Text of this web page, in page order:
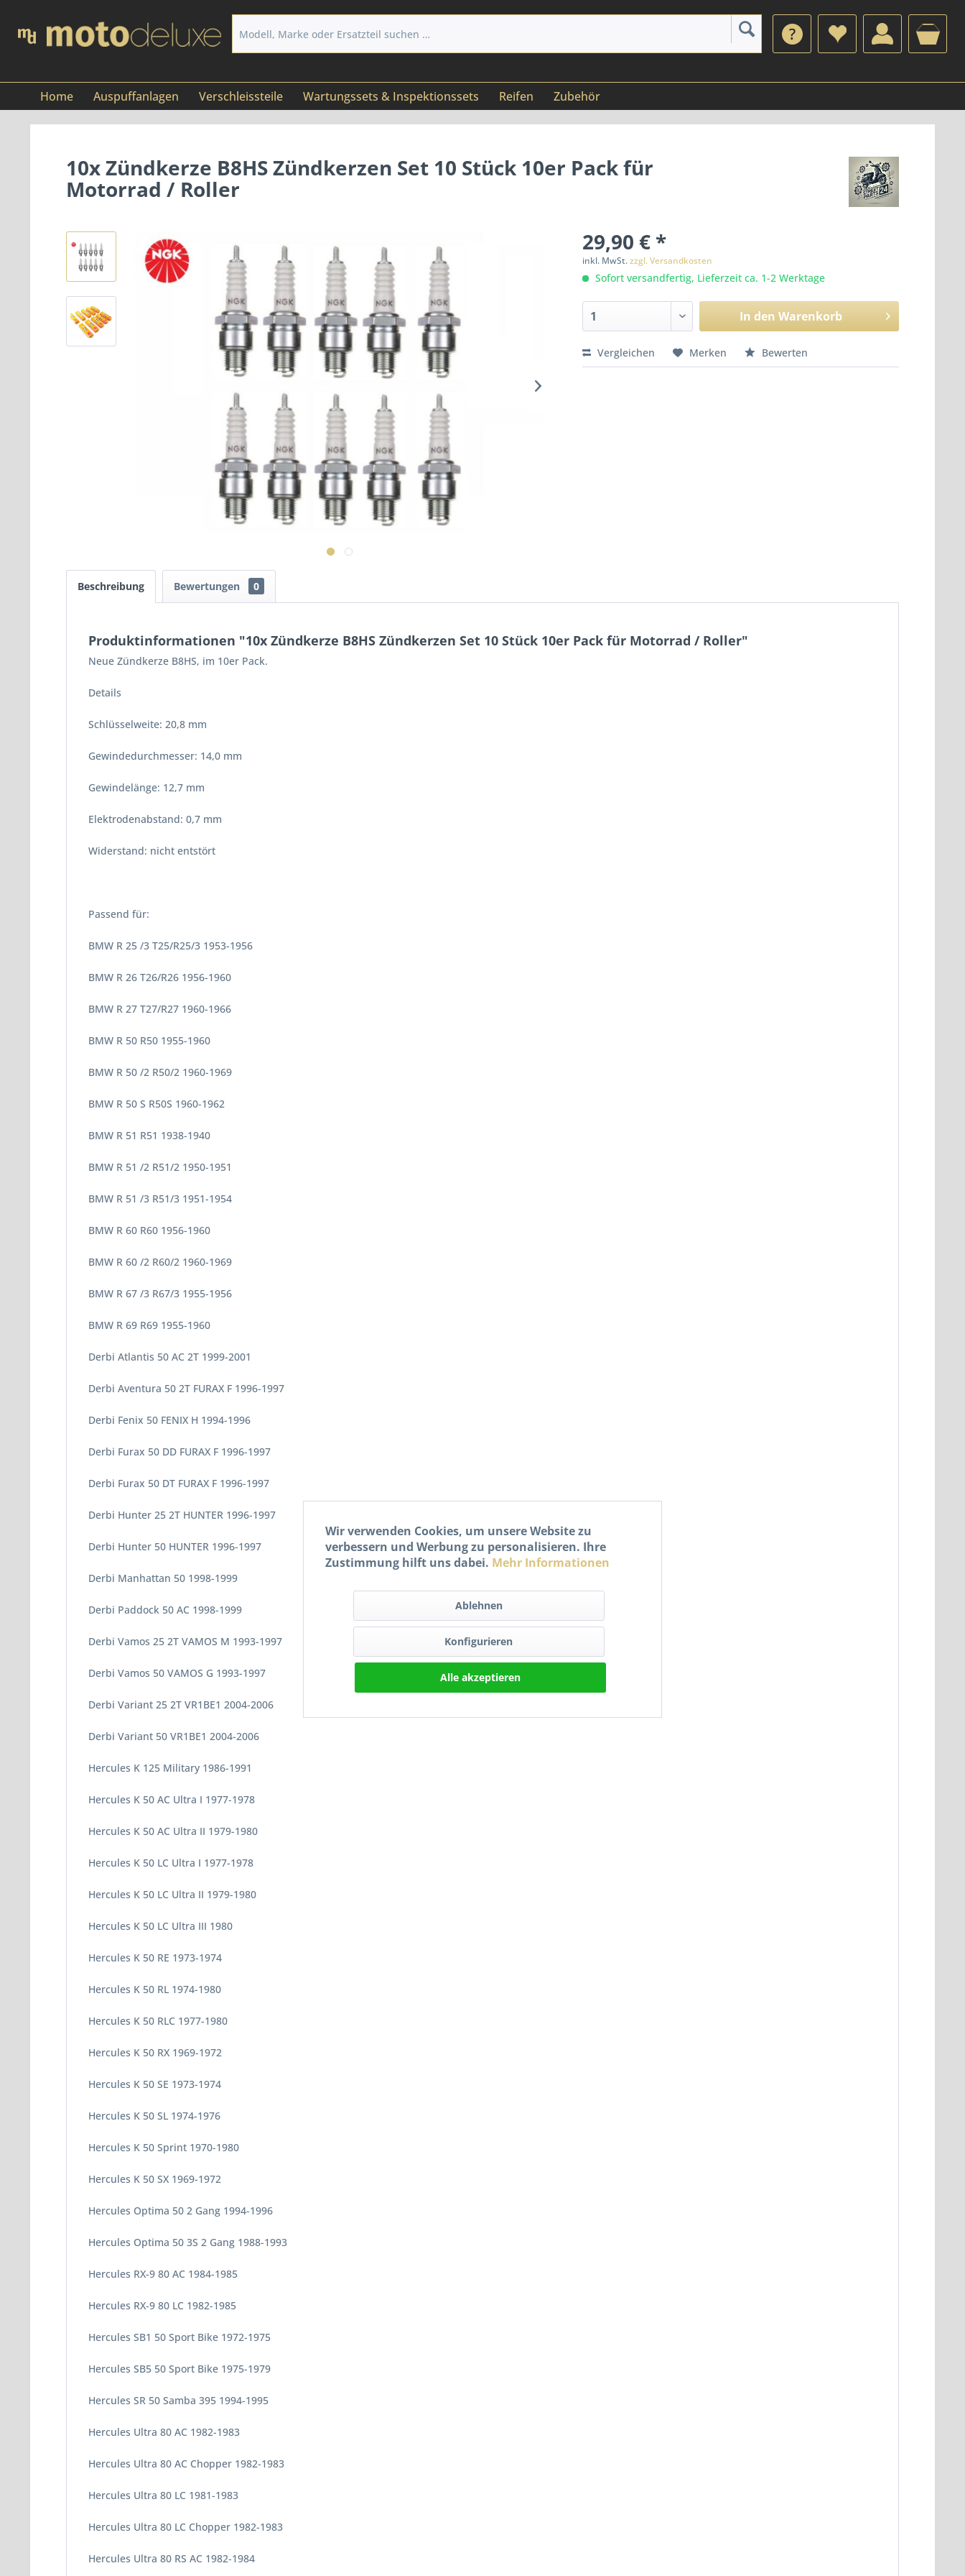
Home Auspuffanlagen Verschleissteile Wartungssets & Inspektionssets Reifen Zubehör
10x Zündkerze B8HS Zündkerzen Set 10 Stück 10er Pack für
Motorrad / Roller
29,90 € *
inkl. MwSt.zzgl. Versandkosten
Sofort versandfertig, Lieferzeit ca. 1-2 Werktage
In den Warenkorb
Vergleichen Merken Bewerten
Beschreibung Bewertungen 0
Produktinformationen "10x Zündkerze B8HS Zündkerzen Set 10 Stück 10er Pack für Motorrad / Roller"
Neue Zündkerze B8HS, im 10er Pack.
Details
Schlüsselweite: 20,8 mm
Gewindedurchmesser: 14,0 mm
Gewindelänge: 12,7 mm
Elektrodenabstand: 0,7 mm
Widerstand: nicht entstört
Passend für:
BMW R 25 /3 T25/R25/3 1953-1956
BMW R 26 T26/R26 1956-1960
BMW R 27 T27/R27 1960-1966
BMW R 50 R50 1955-1960
BMW R 50 /2 R50/2 1960-1969
BMW R 50 S R50S 1960-1962
BMW R 51 R51 1938-1940
BMW R 51 /2 R51/2 1950-1951
BMW R 51 /3 R51/3 1951-1954
BMW R 60 R60 1956-1960
BMW R 60 /2 R60/2 1960-1969
BMW R 67 /3 R67/3 1955-1956
BMW R 69 R69 1955-1960
Derbi Atlantis 50 AC 2T 1999-2001
Derbi Aventura 50 2T FURAX F 1996-1997
Derbi Fenix 50 FENIX H 1994-1996
Derbi Furax 50 DD FURAX F 1996-1997
Derbi Furax 50 DT FURAX F 1996-1997
Derbi Hunter 25 2T HUNTER 1996-1997
Derbi Hunter 50 HUNTER 1996-1997
Derbi Manhattan 50 1998-1999
Derbi Paddock 50 AC 1998-1999
Derbi Vamos 25 2T VAMOS M 1993-1997
Derbi Vamos 50 VAMOS G 1993-1997
Derbi Variant 25 2T VR1BE1 2004-2006
Derbi Variant 50 VR1BE1 2004-2006
Hercules K 125 Military 1986-1991
Hercules K 50 AC Ultra I 1977-1978
Hercules K 50 AC Ultra II 1979-1980
Hercules K 50 LC Ultra I 1977-1978
Hercules K 50 LC Ultra II 1979-1980
Hercules K 50 LC Ultra III 1980
Hercules K 50 RE 1973-1974
Hercules K 50 RL 1974-1980
Hercules K 50 RLC 1977-1980
Hercules K 50 RX 1969-1972
Hercules K 50 SE 1973-1974
Hercules K 50 SL 1974-1976
Hercules K 50 Sprint 1970-1980
Hercules K 50 SX 1969-1972
Hercules Optima 50 2 Gang 1994-1996
Hercules Optima 50 3S 2 Gang 1988-1993
Hercules RX-9 80 AC 1984-1985
Hercules RX-9 80 LC 1982-1985
Hercules SB1 50 Sport Bike 1972-1975
Hercules SB5 50 Sport Bike 1975-1979
Hercules SR 50 Samba 395 1994-1995
Hercules Ultra 80 AC 1982-1983
Hercules Ultra 80 AC Chopper 1982-1983
Hercules Ultra 80 LC 1981-1983
Hercules Ultra 80 LC Chopper 1982-1983
Hercules Ultra 80 RS AC 1982-1984
Wir verwenden Cookies, um unsere Website zu
verbessern und Werbung zu personalisieren. Ihre
Zustimmung hilft uns dabei. Mehr Informationen
Ablehnen
Konfigurieren
Alle akzeptieren